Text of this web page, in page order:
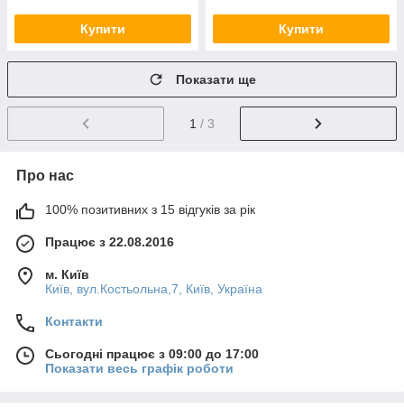
Купити Купити
Показати ще
1 / 3
Про нас
100% позитивних з 15 відгуків за рік
Працює з 22.08.2016
м. Київ
Київ, вул.Костьольна,7, Київ, Україна
Контакти
Сьогодні працює з 09:00 до 17:00
Показати весь графік роботи